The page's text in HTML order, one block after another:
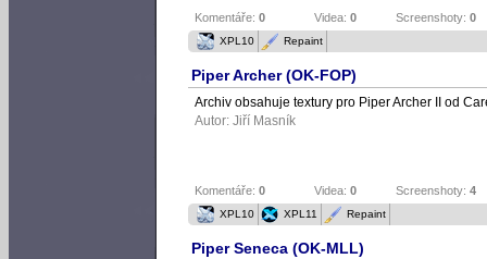
Komentáře: 0 Videa: 0 Screenshoty: 0
XPL10 Repaint
Piper Archer (OK-FOP)
Archiv obsahuje textury pro Piper Archer II od
Autor: Jiří Masník
Komentáře: 0 Videa: 0 Screenshoty: 4
XPL10 XPL11 Repaint
Piper Seneca (OK-MLL)